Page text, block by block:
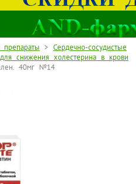
препараты > Сердечно-сосудистые
снижения холестерина в крови
40мг №14